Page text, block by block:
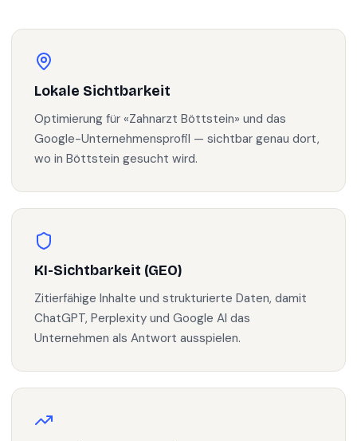
Lokale Sichtbarkeit
Optimierung für «Zahnarzt Böttstein» und das
Google-Unternehmensprofil — sichtbar genau dort,
wo in Böttstein gesucht wird.
KI-Sichtbarkeit (GEO)
Zitierfähige Inhalte und strukturierte Daten, damit
ChatGPT, Perplexity und Google AI das
Unternehmen als Antwort ausspielen.